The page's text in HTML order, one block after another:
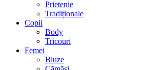
Prietenie
Tradiționale
Copii
Body
Tricouri
Femei
Bluze